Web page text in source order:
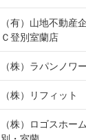
（有）山地不動産
Ｃ登別室蘭店
（株）ラパンノワ
（株）リフィット
（株）ロゴスホー